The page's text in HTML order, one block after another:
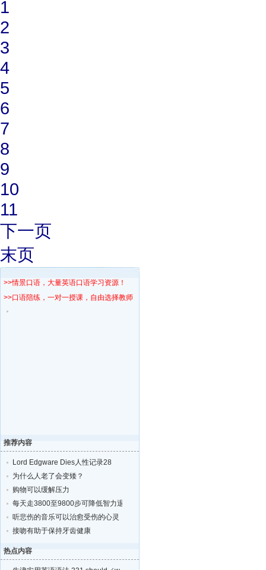
1
2
3
4
5
6
7
8
9
10
11
下一页
末页
>>情景口语，大量英语口语学习资源！
>>口语陪练，一对一授课，自由选择教师！
推荐内容
Lord Edgware Dies人性记录28
为什么人老了会变矮？
购物可以缓解压力
每天走3800至9800步可降低智力退化的风险
听悲伤的音乐可以治愈受伤的心灵
接吻有助于保持牙齿健康
热点内容